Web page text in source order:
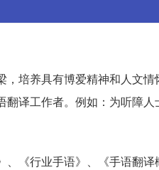
，培养具有博爱精神和人文
译工作者。例如：为听障人
、《行业手语》、《手语翻